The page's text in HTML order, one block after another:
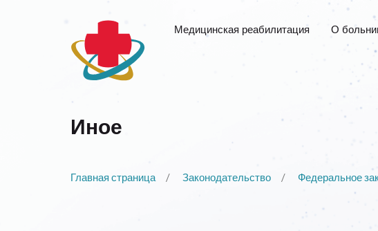
Медицинская реабилитация О
Иное
Главная страница Законодательство Федеральное